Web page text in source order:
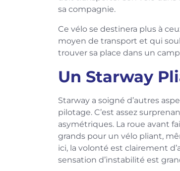
sa compagnie.
Ce vélo se destinera plus à
moyen de transport et qui
trouver sa place dans un
Un Starway
Starway a soigné d’autres
pilotage. C’est assez
asymétriques. La roue avant
grands pour un vélo pliant,
ici, la volonté est clairement
sensation d’instabilité est